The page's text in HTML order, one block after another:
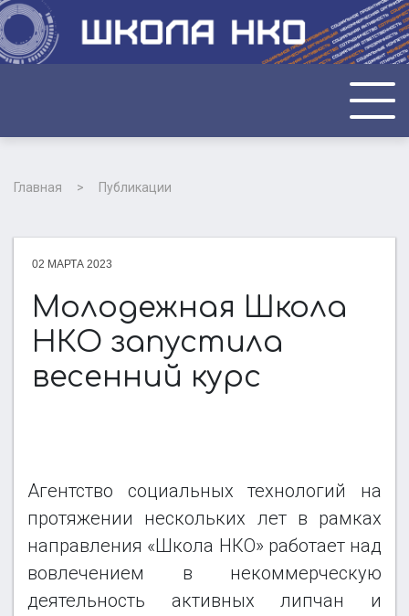
О НАС
НОВОСТИ
ФОТО И ВИДЕО
ОТЗЫВЫ
Главная Публикации
02 МАРТА 2023
Молодежная Школа
НКО запустила
весенний курс
Агентство социальных технологий на
протяжении нескольких лет в рамках
направления «Школа НКО» работает над
вовлечением в некоммерческую
деятельность активных липчан и